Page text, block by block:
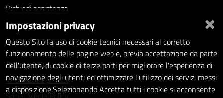
Richiedi assistenza
Statistiche dei Siti web
Intranet - accesso riservato
Amministrazione trasparente
Informativa privacy
Social Media Policy
×
Impostazioni privacy
Questo Sito fa uso di cookie tecnici necessari al corretto
funzionamento delle pagine web e, previa accettazione da parte
dell'utente, di cookie di terze parti per migliorare l'esperienza di
navigazione degli utenti ed ottimizzare l'utilizzo dei servizi messi
a disposizione.Selezionando Accetta tutti i cookie si acconsente